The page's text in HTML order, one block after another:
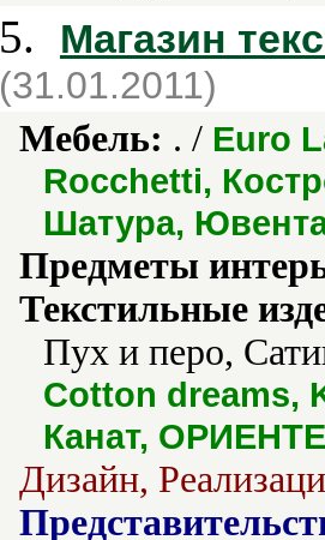
5. Магазин
(31.01.2011)
Мебель: . / Euro
Rocchetti,
Шатура,
Предметы
Текстильные
Пух и перо,
Cotton dreams,
Канат,
Дизайн,